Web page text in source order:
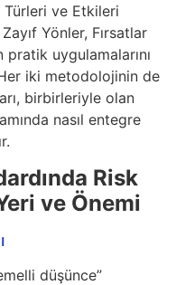
ve Etkileri
Yönler, Fırsatlar
uygulamalarını
iki metodolojinin de
birbirleriyle olan
nasıl entegre
Risk
ve Önemi
düşünce”